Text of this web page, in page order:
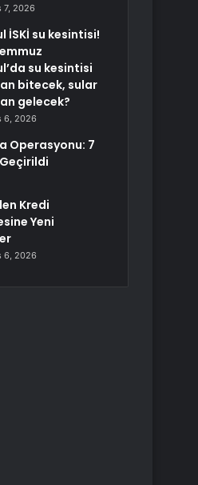
7, 2026
İSKİ su kesintisi!
su kesintisi
bitecek, sular
gelecek?
6, 2026
Operasyonu: 7
Kredi
Yeni
6, 2026